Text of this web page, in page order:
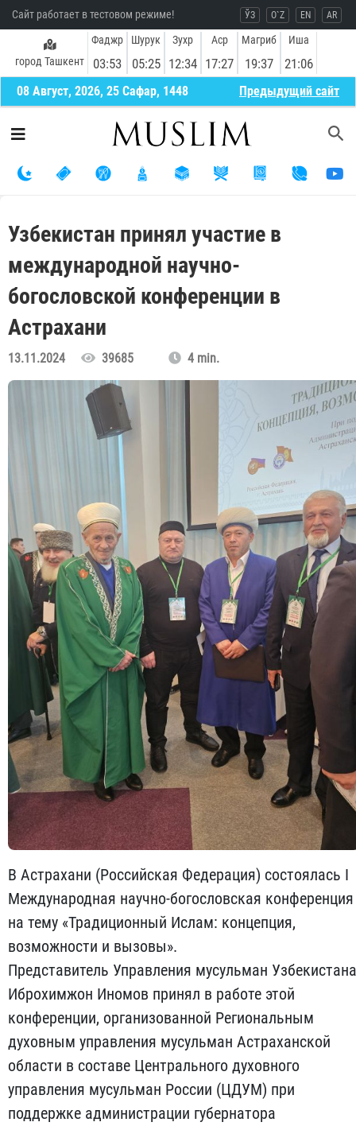
Сайт работает в тестовом режиме! ЎЗ O`Z EN AR
город Ташкент
Фаджр
03:53
Шурук
05:25
Зухр
12:34
Аср
17:27
Магриб
19:37
Иша
21:06
08 Август, 2026, 25 Сафар, 1448 Предыдущий сайт
Узбекистан принял участие в
международной научно-
богословской конференции в
Астрахани
13.11.2024 39685 4 min.
В Астрахани (Российская Федерация) состоялась I
Международная научно-богословская конференция
на тему «Традиционный Ислам: концепция,
возможности и вызовы».
Представитель Управления мусульман Узбекистана
Иброхимжон Иномов принял в работе этой
конференции, организованной Региональным
духовным управления мусульман Астраханской
области в составе Центрального духовного
управления мусульман России (ЦДУМ) при
поддержке администрации губернатора